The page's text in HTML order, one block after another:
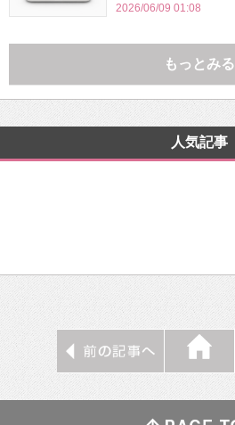
2026/06/09 01:08
もっとみる
人気記事